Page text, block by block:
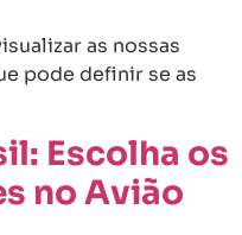
as nossas
pode definir se as
Escolha os
no Avião